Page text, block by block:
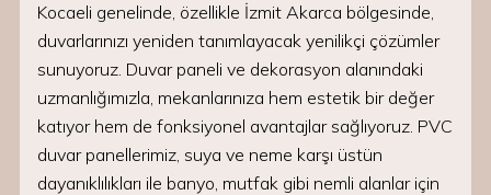
Kocaeli genelinde, özellikle İzmit Akarca bölgesinde,
duvarlarınızı yeniden tanımlayacak yenilikçi çözümler
sunuyoruz. Duvar paneli ve dekorasyon alanındaki
uzmanlığımızla, mekanlarınıza hem estetik bir değer
katıyor hem de fonksiyonel avantajlar sağlıyoruz. PVC
duvar panellerimiz, suya ve neme karşı üstün
dayanıklılıkları ile banyo, mutfak gibi nemli alanlar için